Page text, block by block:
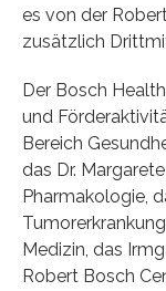
es von der
zusätzlich
Der Bosch
und
Bereich
das Dr.
Pharmakologie,
Medizin, das
Robert Bosch